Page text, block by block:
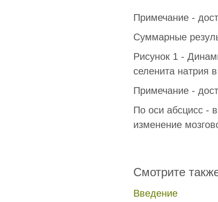
Примечание -
Суммарные
Рисунок 1 -
селенита натрия в
Примечание -
По оси абсцисс -
изменение
Смотрите
Введение